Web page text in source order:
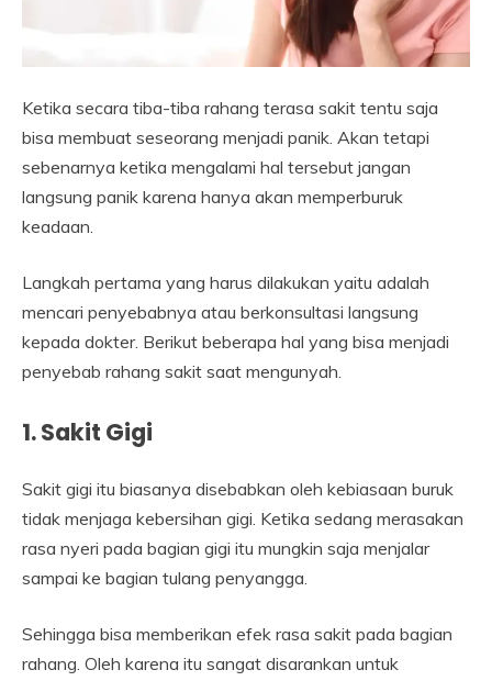
Ketika secara tiba-tiba rahang terasa sakit tentu saja
bisa membuat seseorang menjadi panik. Akan tetapi
sebenarnya ketika mengalami hal tersebut jangan
langsung panik karena hanya akan memperburuk
keadaan.
Langkah pertama yang harus dilakukan yaitu adalah
mencari penyebabnya atau berkonsultasi langsung
kepada dokter. Berikut beberapa hal yang bisa menjadi
penyebab rahang sakit saat mengunyah.
1. Sakit Gigi
Sakit gigi itu biasanya disebabkan oleh kebiasaan buruk
tidak menjaga kebersihan gigi. Ketika sedang merasakan
rasa nyeri pada bagian gigi itu mungkin saja menjalar
sampai ke bagian tulang penyangga.
Sehingga bisa memberikan efek rasa sakit pada bagian
rahang. Oleh karena itu sangat disarankan untuk